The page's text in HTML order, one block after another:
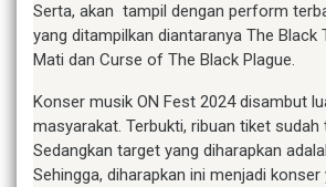
Serta, akan tampil dengan perform
yang ditampilkan diantaranya The Black
Mati dan Curse of The Black Plague.
Konser musik ON Fest 2024 disambut
masyarakat. Terbukti, ribuan tiket sudah
Sedangkan target yang diharapkan
Sehingga, diharapkan ini menjadi konser